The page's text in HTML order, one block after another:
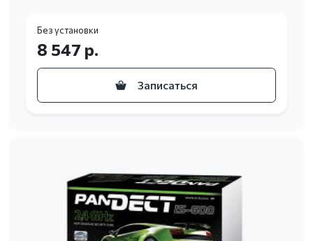
Без установки
8 547 р.
Записаться